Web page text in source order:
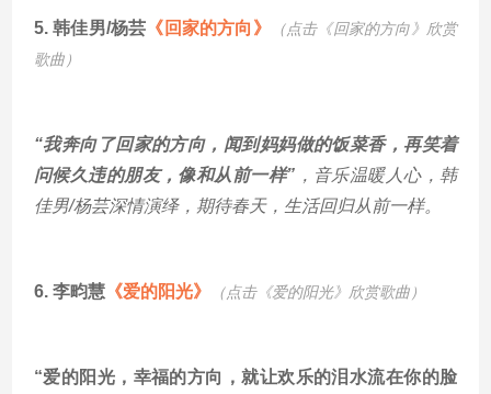
5.韩佳男/杨芸 《回家的方向》 （点击《回家的方向》欣赏
歌曲）
“我奔向了回家的方向，闻到妈妈做的饭菜香，再笑着
问候久违的朋友，像和从前一样” ，音乐温暖人心，韩
佳男/杨芸深情演绎，期待春天，生活回归从前一样。
6. 李畇慧 《爱的阳光》 （点击《爱的阳光》欣赏歌曲）
“爱的阳光，幸福的方向，就让欢乐的泪水流在你的脸